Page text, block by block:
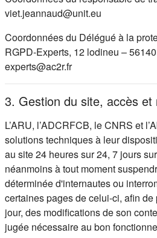
viet.jeannaud@unit.eu
Coordonnées du Délégué à la
RGPD-Experts, 12 lodineu –
experts@ac2r.fr
3. Gestion du site, accès et
L’ARU, l’ADCRFCB, le CNRS et
solutions techniques à leur
au site 24 heures sur 24, 7 jours
néanmoins à tout moment
déterminée d'internautes ou
certaines pages de celui-ci, afin
jour, des modifications de son
jugée nécessaire au bon